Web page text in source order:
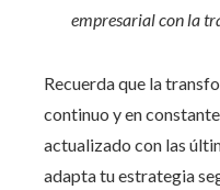
empresarial con la
Recuerda que la
continuo y en
actualizado con las
adapta tu estrategia